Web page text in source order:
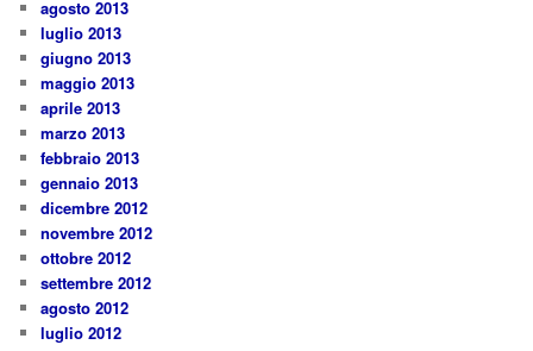
agosto 2013
luglio 2013
giugno 2013
maggio 2013
aprile 2013
marzo 2013
febbraio 2013
gennaio 2013
dicembre 2012
novembre 2012
ottobre 2012
settembre 2012
agosto 2012
luglio 2012